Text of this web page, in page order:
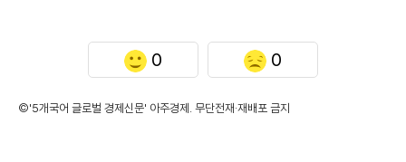
0 0
©'5개국어 글로벌 경제신문' 아주경제. 무단전재·재배포 금지